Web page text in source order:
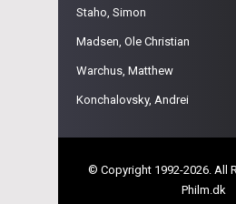
Staho, Simon
Madsen, Ole Christian
Warchus, Matthew
Konchalovsky, Andrei
© Copyright 1992-2026. All
Philm.dk